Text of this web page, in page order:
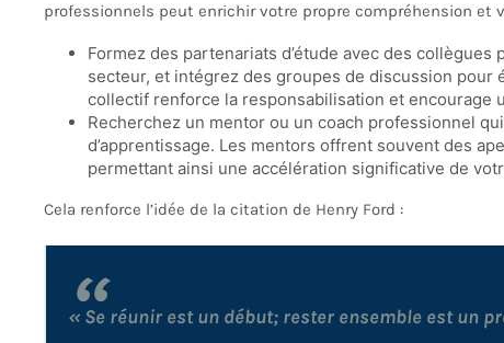
professionnels peut enrichir votre propre compréhension et
Formez des partenariats d’étude avec des
secteur, et intégrez des groupes de discussion pour
collectif renforce la responsabilisation et encourage
Recherchez un mentor ou un coach professionnel
d’apprentissage. Les mentors offrent souvent des
permettant ainsi une accélération significative de
Cela renforce l’idée de la citation de Henry Ford :
« Se réunir est un début; rester ensemble est un